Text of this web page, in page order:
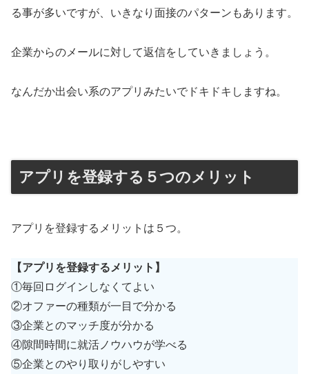
る事が多いですが、いきなり面接のパターンもあります。
企業からのメールに対して返信をしていきましょう。
なんだか出会い系のアプリみたいでドキドキしますね。
アプリを登録する５つのメリット
アプリを登録するメリットは５つ。
【アプリを登録するメリット】
①毎回ログインしなくてよい
②オファーの種類が一目で分かる
③企業とのマッチ度が分かる
④隙間時間に就活ノウハウが学べる
⑤企業とのやり取りがしやすい